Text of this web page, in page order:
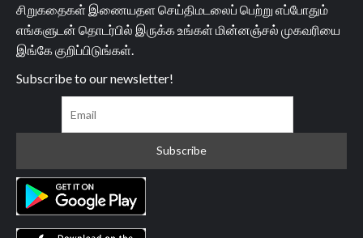
சிறுகதைகள் இணையதள செய்திமடலைப் பெற்று எப்போதும்
எங்களுடன் தொடர்பில் இருக்க உங்கள் மின்னஞ்சல் முகவரியை
இங்கே குறிப்பிடுங்கள்.
Subscribe to our newsletter!